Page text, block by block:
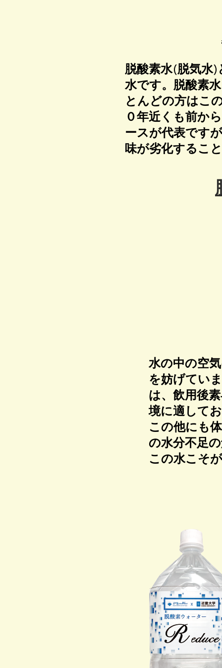
脱酸素水(脱気水
水です。脱酸素
とんどの方はこ
０年近くも前か
ースが代表です
味が劣化するこ
水の中の空
を妨げてい
は、飲用後
境に適して
この他にも
の水分不足
この水こそ